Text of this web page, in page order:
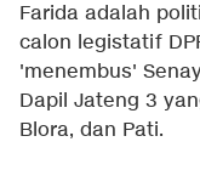
Farida adalah
calon legistatif
'menembus'
Dapil Jateng 3
Blora, dan Pati.